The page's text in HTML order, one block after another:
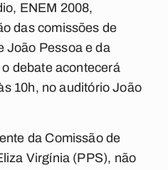
ENEM 2008,
das comissões de
João Pessoa e da
debate acontecerá
10h, no auditório João
da Comissão de
Virgínia (PPS), não